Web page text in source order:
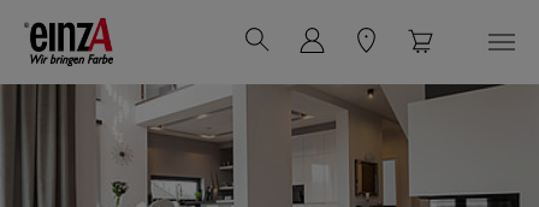
Zum Hauptinhalt springen